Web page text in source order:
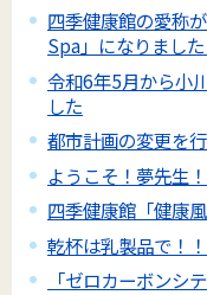
四季健康館の愛称
Spa」になりました
令和6年5月から小
した
都市計画の変更を
ようこそ！夢先生
四季健康館「健康
乾杯は乳製品で！
「ゼロカーボンシ